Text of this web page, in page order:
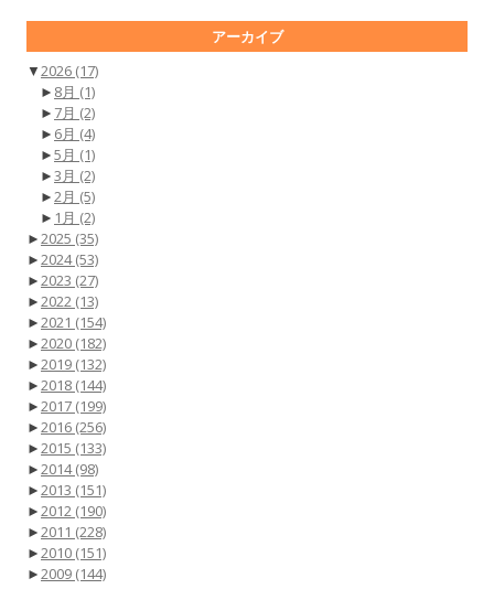
アーカイブ
▼2026 (17)
► 8月 (1)
► 7月 (2)
► 6月 (4)
►5月 (1)
►3月 (2)
►2月 (5)
► 1月 (2)
►2025 (35)
►2024(53)
►2023 (27)
►2022 (13)
►2021 (154)
►2020 (182)
►2019 (132)
►2018 (144)
►2017 (199)
►2016 (256)
►2015 (133)
►2014(98)
►2013 (151)
►2012 (190)
►2011 (228)
►2010 (151)
►2009 (144)